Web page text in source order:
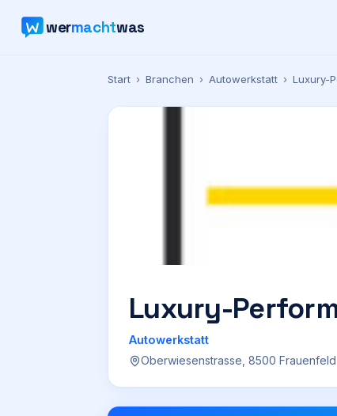
wermachtwas
Start › Branchen › Autowerkstatt › Luxury-
Luxury-
Autowerkstatt
Oberwiesenstrasse, 8500 Frauenfeld